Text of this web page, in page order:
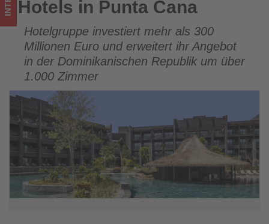
Tourismus
los
ist!
Hotels in Punta Cana
Hotelgruppe investiert mehr als 300
Millionen Euro und erweitert ihr Angebot
in der Dominikanischen Republik um über
1.000 Zimmer